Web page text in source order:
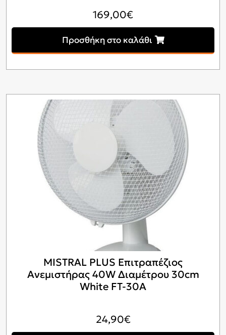
169,00€
Προσθήκη στο καλάθι
MISTRAL PLUS Επιτραπέζιος
Ανεμιστήρας 40W Διαμέτρου 30cm
White FT-30A
24,90€